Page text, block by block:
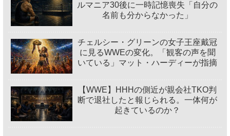
ルマニア30後に一時記憶喪失「自分の
名前も分からなかった」
チェルシー・グリーンの女子王座戴冠
に見るWWEの変化。「観客の声を聞
いている」マット・ハーディーが指摘
【WWE】HHHの側近が親会社TKO判
断で退社したと報じられる。一体何が
起きているのか？